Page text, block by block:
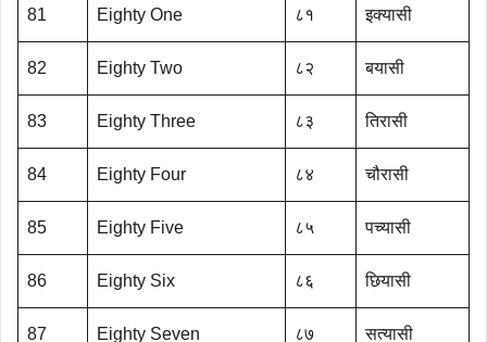
81 Eighty One ८१ इक्यासी
82 Eighty Two ८२ बयासी
83 Eighty Three ८३ तिरासी
84 Eighty Four ८४ चौरासी
85 Eighty Five ८५ पच्यासी
86 Eighty Six ८६ छियासी
87 Eighty Seven ८७ सत्यासी